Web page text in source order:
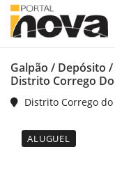
Galpão / Depósito
Distrito Corrego
Distrito Corrego
ALUGUEL